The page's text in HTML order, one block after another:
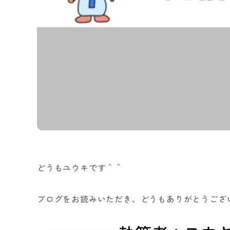
どうもユウキです＾＾
ブログをお読みいただき、どうもありがとうござ